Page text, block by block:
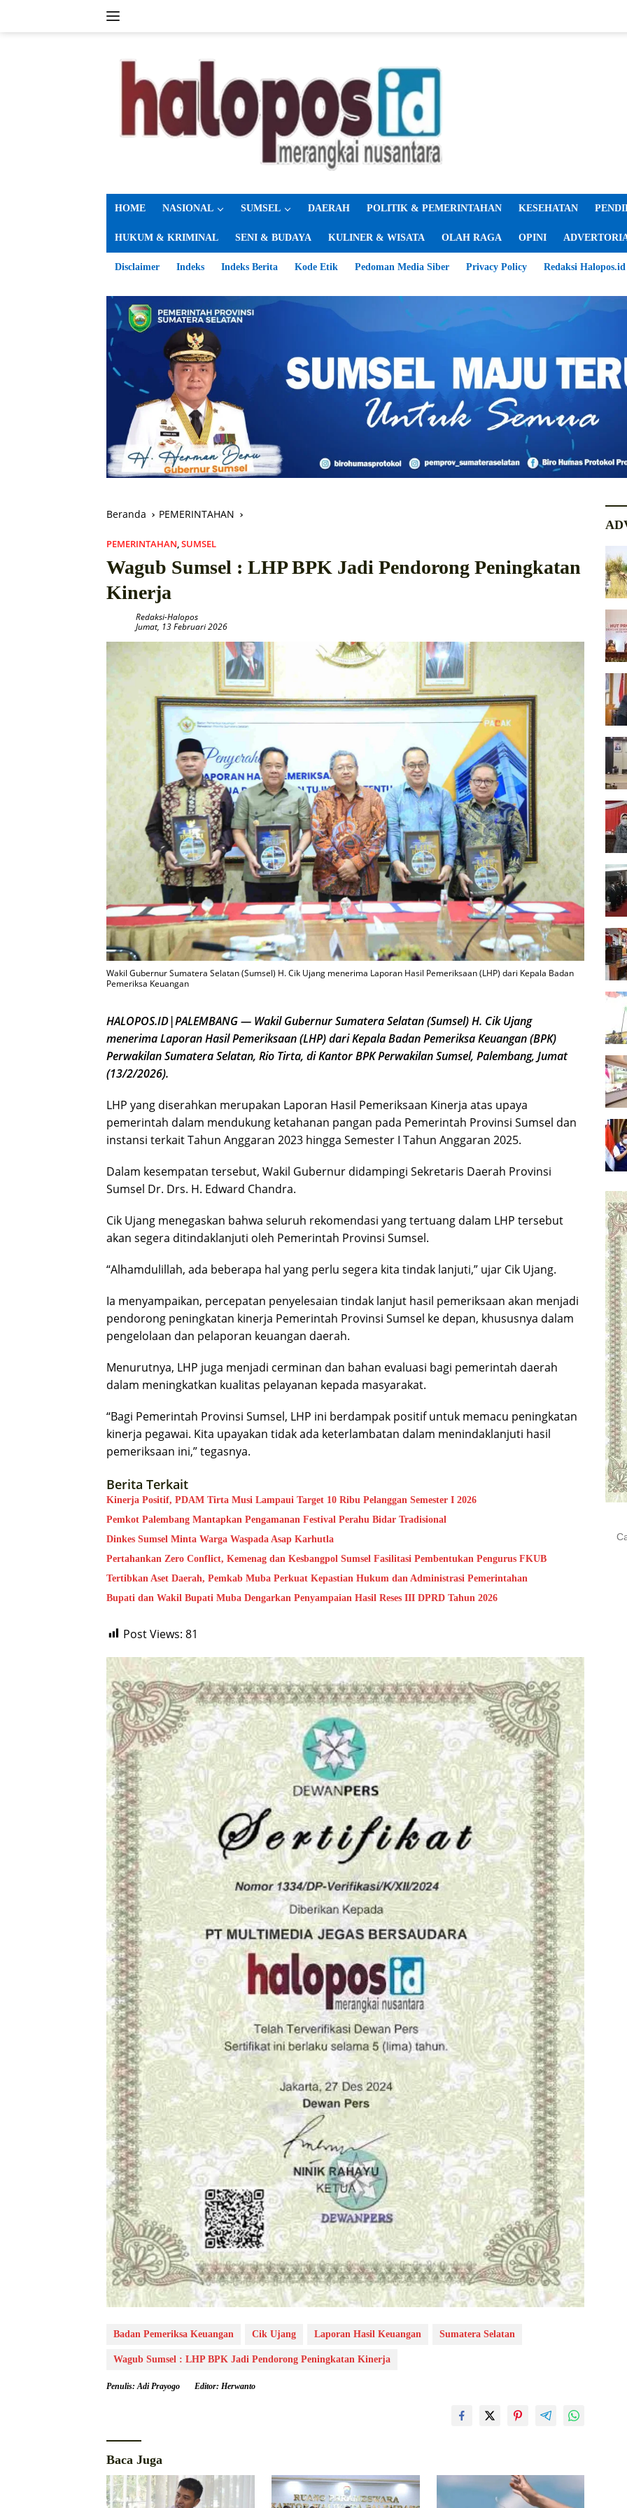
HOME NASIONAL SUMSEL DAERAH POLITIK & PEMERINTAHAN KESEHATAN
HUKUM & KRIMINAL SENI & BUDAYA KULINER & WISATA OLAH RAGA OPINI
Disclaimer Indeks Indeks Berita Kode Etik Pedoman Media Siber Privacy Policy Redaksi Halopos.id
Beranda PEMERINTAHAN
PEMERINTAHAN,SUMSEL
Wagub Sumsel : LHP BPK Jadi Pendorong Peningkatan
Kinerja
Redaksi-Halopos
Jumat, 13 Februari 2026
Wakil Gubernur Sumatera Selatan (Sumsel) H. Cik Ujang menerima Laporan Hasil Pemeriksaan (LHP) dari Kepala Badan
Pemeriksa Keuangan
HALOPOS.ID|PALEMBANG — Wakil Gubernur Sumatera Selatan (Sumsel) H. Cik Ujang
menerima Laporan Hasil Pemeriksaan (LHP) dari Kepala Badan Pemeriksa Keuangan (BPK)
Perwakilan Sumatera Selatan, Rio Tirta, di Kantor BPK Perwakilan Sumsel, Palembang, Jumat
(13/2/2026).
LHP yang diserahkan merupakan Laporan Hasil Pemeriksaan Kinerja atas upaya
pemerintah dalam mendukung ketahanan pangan pada Pemerintah Provinsi Sumsel dan
instansi terkait Tahun Anggaran 2023 hingga Semester I Tahun Anggaran 2025.
Dalam kesempatan tersebut, Wakil Gubernur didampingi Sekretaris Daerah Provinsi
Sumsel Dr. Drs. H. Edward Chandra.
Cik Ujang menegaskan bahwa seluruh rekomendasi yang tertuang dalam LHP tersebut
akan segera ditindaklanjuti oleh Pemerintah Provinsi Sumsel.
“Alhamdulillah, ada beberapa hal yang perlu segera kita tindak lanjuti,” ujar Cik Ujang.
Ia menyampaikan, percepatan penyelesaian tindak lanjut hasil pemeriksaan akan menjadi
pendorong peningkatan kinerja Pemerintah Provinsi Sumsel ke depan, khususnya dalam
pengelolaan dan pelaporan keuangan daerah.
Menurutnya, LHP juga menjadi cerminan dan bahan evaluasi bagi pemerintah daerah
dalam meningkatkan kualitas pelayanan kepada masyarakat.
“Bagi Pemerintah Provinsi Sumsel, LHP ini berdampak positif untuk memacu peningkatan
kinerja pegawai. Kita upayakan tidak ada keterlambatan dalam menindaklanjuti hasil
pemeriksaan ini,” tegasnya.
Berita Terkait
Kinerja Positif, PDAM Tirta Musi Lampaui Target 10 Ribu Pelanggan Semester I 2026
Pemkot Palembang Mantapkan Pengamanan Festival Perahu Bidar Tradisional
Dinkes Sumsel Minta Warga Waspada Asap Karhutla
Pertahankan Zero Conflict, Kemenag dan Kesbangpol Sumsel Fasilitasi Pembentukan Pengurus FKUB
Tertibkan Aset Daerah, Pemkab Muba Perkuat Kepastian Hukum dan Administrasi Pemerintahan
Bupati dan Wakil Bupati Muba Dengarkan Penyampaian Hasil Reses III DPRD Tahun 2026
Post Views: 81
Badan Pemeriksa Keuangan Cik Ujang Laporan Hasil Keuangan Sumatera Selatan
Wagub Sumsel : LHP BPK Jadi Pendorong Peningkatan Kinerja
Penulis: Adi Prayogo Editor: Herwanto
Baca Juga